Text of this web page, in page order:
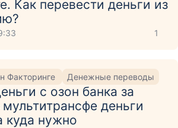
Как перевести деньги из
1
Факторинге Денежные переводы
с озон банка за
деньги
куда нужно